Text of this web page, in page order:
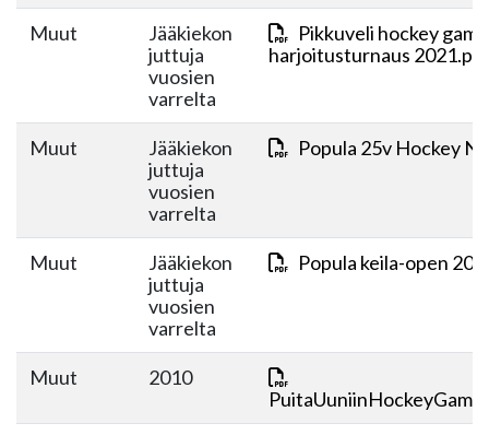
Muut
Jääkiekon
juttuja
vuosien
varrelta
Pikkuveli hockey
harjoitusturnaus
Muut
Jääkiekon
juttuja
vuosien
varrelta
Popula 25v Hockey
Muut
Jääkiekon
juttuja
vuosien
varrelta
Popula keila-open
Muut
2010